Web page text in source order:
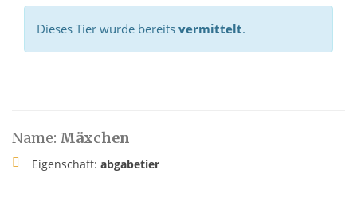
Dieses Tier wurde bereits vermittelt.
Name: Mäxchen
Eigenschaft: abgabetier